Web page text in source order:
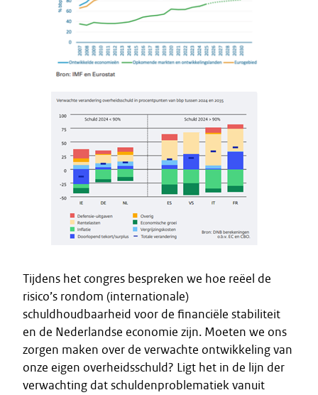
Tijdens het congres bespreken we hoe reëel de
risico’s rondom (internationale)
schuldhoudbaarheid voor de financiële stabiliteit
en de Nederlandse economie zijn. Moeten we ons
zorgen maken over de verwachte ontwikkeling van
onze eigen overheidsschuld? Ligt het in de lijn der
verwachting dat schuldenproblematiek vanuit